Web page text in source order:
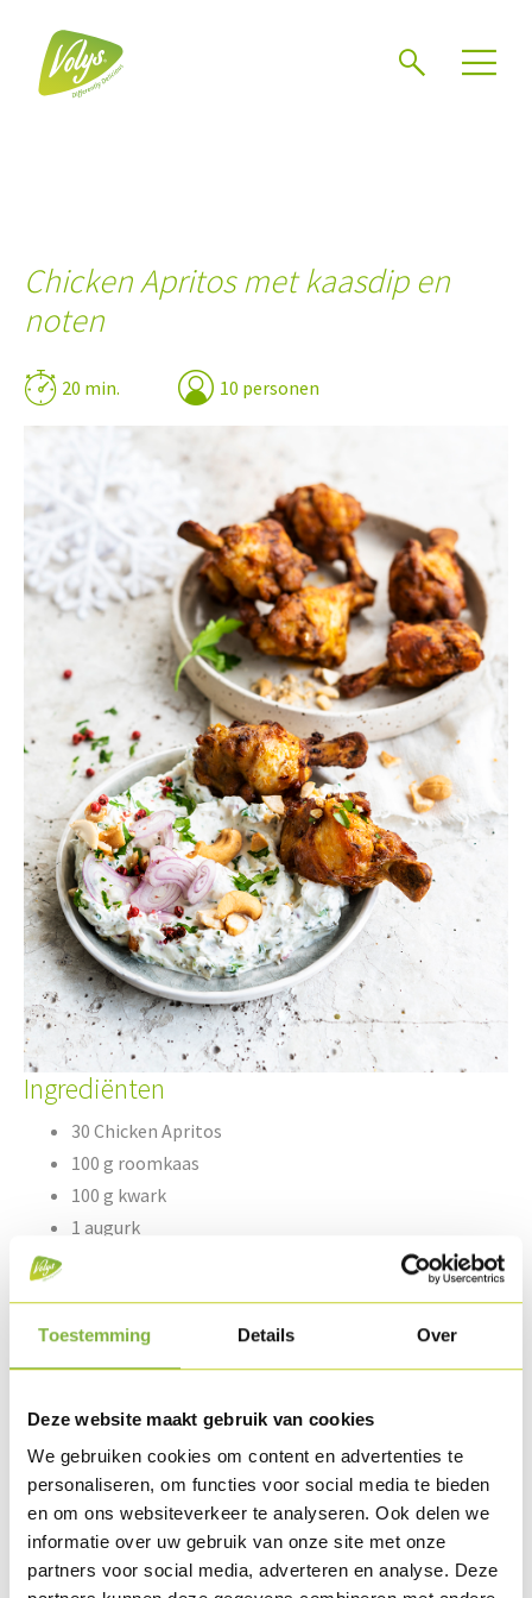
Toestemming Details Over
Deze website maakt gebruik van cookies
We gebruiken cookies om content en advertenties te
personaliseren, om functies voor social media te bieden
en om ons websiteverkeer te analyseren. Ook delen we
informatie over uw gebruik van onze site met onze
partners voor social media, adverteren en analyse. Deze
Chicken Apritos met kaasdip en
noten
20 min. 10 personen
Ingrediënten
30 Chicken Apritos
100 g roomkaas
100 g kwark
1 augurk
1/8 bot bieslook
50 g geroosterde cashewnoten
peper & zout
Bereiding
Bak de Apritos op 180°C tot een kerntemp. van min. 65°C.